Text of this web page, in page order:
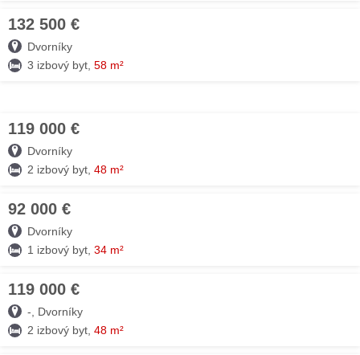
132 500 €
Dvorníky
3 izbový byt, 58 m²
119 000 €
Dvorníky
2 izbový byt, 48 m²
92 000 €
Dvorníky
1 izbový byt, 34 m²
119 000 €
-, Dvorníky
2 izbový byt, 48 m²